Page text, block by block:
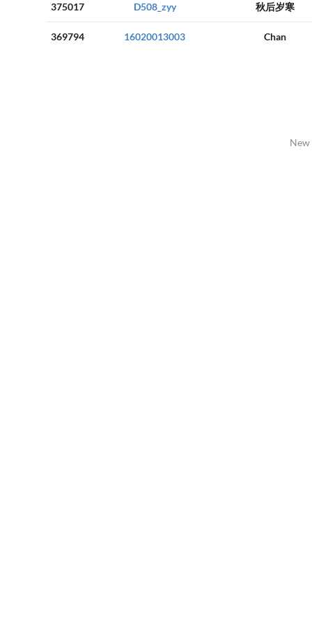
375017 D508_zyy 秋后岁寒
369794 16020013003 Chan